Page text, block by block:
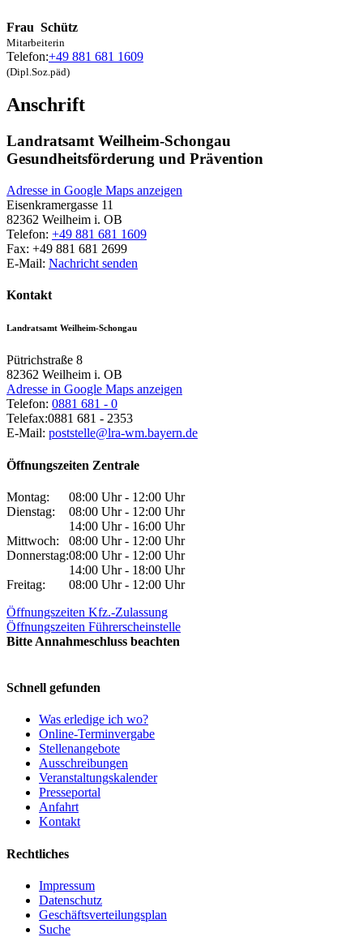
Frau Schütz
Mitarbeiterin
Telefon:+49 881 681 1609
(Dipl.Soz.päd)
Anschrift
Landratsamt Weilheim-Schongau
Gesundheitsförderung und Prävention
Adresse in Google Maps anzeigen
Eisenkramergasse 11
82362 Weilheim i. OB
Telefon: +49 881 681 1609
Fax: +49 881 681 2699
E-Mail: Nachricht senden
Kontakt
Landratsamt Weilheim-Schongau
Pütrichstraße 8
82362 Weilheim i. OB
Adresse in Google Maps anzeigen
Telefon: 0881 681 - 0
Telefax:0881 681 - 2353
E-Mail: poststelle@lra-wm.bayern.de
Öffnungszeiten Zentrale
Montag:
08:00 Uhr - 12:00 Uhr
Dienstag:
08:00 Uhr - 12:00 Uhr
14:00 Uhr - 16:00 Uhr
Mittwoch:
08:00 Uhr - 12:00 Uhr
Donnerstag:08:00 Uhr - 12:00 Uhr
14:00 Uhr - 18:00 Uhr
Freitag:
08:00 Uhr - 12:00 Uhr
Öffnungszeiten Kfz.-Zulassung
Öffnungszeiten Führerscheinstelle
Bitte Annahmeschluss beachten
Schnell gefunden
Was erledige ich wo?
Online-Terminvergabe
Stellenangebote
Ausschreibungen
Veranstaltungskalender
Presseportal
Anfahrt
Kontakt
Rechtliches
Impressum
Datenschutz
Geschäftsverteilungsplan
Suche